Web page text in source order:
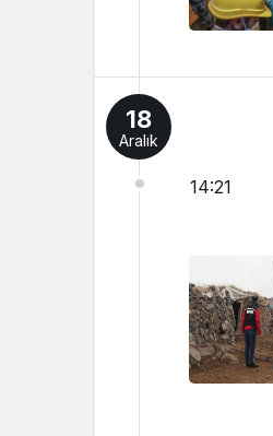
18
Aralık
14:21